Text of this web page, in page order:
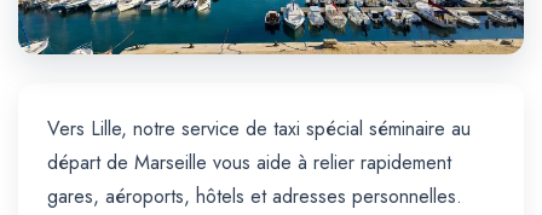
Vers Lille, notre service de taxi spécial séminaire au
départ de Marseille vous aide à relier rapidement
gares, aéroports, hôtels et adresses personnelles.